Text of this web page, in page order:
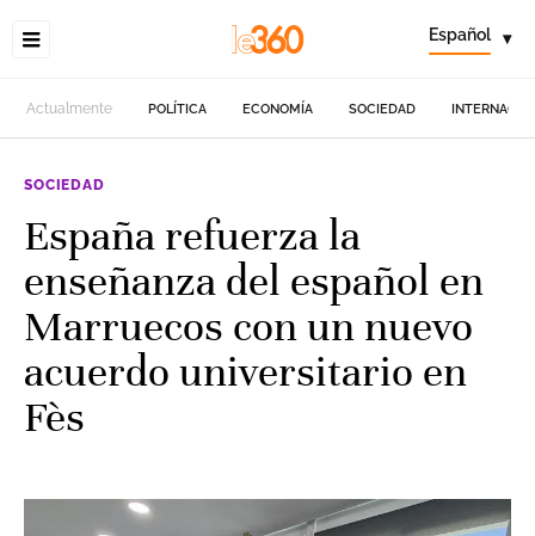
Español ▾
Actualmente POLÍTICA ECONOMÍA SOCIEDAD
SOCIEDAD
España refuerza la
enseñanza del español en
Marruecos con un nuevo
acuerdo universitario en
Fès